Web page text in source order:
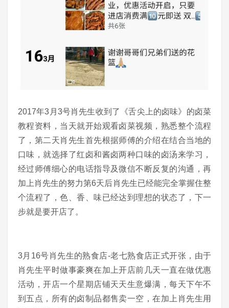
2017年3月3号肖先生收到了《舌尖上的卤味》的卤菜
教程资料，当天就开始观看卤菜视频，熟悉整个流程
了，第二天肖先生首先根据师傅的介绍在结合当地的
口味，就选择了红卤和酱卤两种口味的卤汤来学习，
经过师傅细心的电话指导及微信不断反复的沟通，再
加上肖先生的努力第6天后肖先生已经能完全掌握住整
个流程了，色、香、味已经达到理想的状态了，下一
步就是要开店了。
3月16号肖先生的熟食店-老七熟食店正式开张，由于
肖先生平时做事豪爽在加上开店前几天一直在做优惠
活动，开店一个星期店铺天天生意爆满，每天下午不
到五点，所有的卤制品都售卖一空，在加上肖先生用